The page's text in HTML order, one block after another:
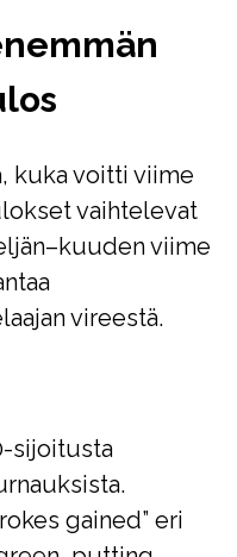
kuka voitti viime
vaihtelevat
viime
vireestä.
sijoitusta
gained” eri